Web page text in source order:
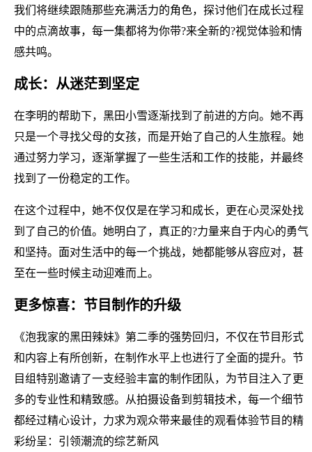
我们将继续跟随那些充满活力的角色，探讨他们在成长过程
中的点滴故事，每一集都将为你带?来全新的?视觉体验和情
感共鸣。
成长：从迷茫到坚定
在李明的帮助下，黑田小雪逐渐找到了前进的方向。她不再
只是一个寻找父母的女孩，而是开始了自己的人生旅程。她
通过努力学习，逐渐掌握了一些生活和工作的技能，并最终
找到了一份稳定的工作。
在这个过程中，她不仅仅是在学习和成长，更在心灵深处找
到了自己的价值。她明白了，真正的?力量来自于内心的勇气
和坚持。面对生活中的每一个挑战，她都能够从容应对，甚
至在一些时候主动迎难而上。
更多惊喜：节目制作的升级
《泡我家的黑田辣妹》第二季的强势回归，不仅在节目形式
和内容上有所创新，在制作水平上也进行了全面的提升。节
目组特别邀请了一支经验丰富的制作团队，为节目注入了更
多的专业性和精致感。从拍摄设备到剪辑技术，每一个细节
都经过精心设计，力求为观众带来最佳的观看体验节目的精
彩纷呈：引领潮流的综艺新风